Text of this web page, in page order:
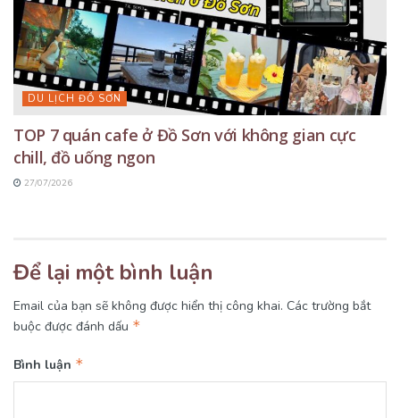
DU LỊCH ĐỒ SƠN
TOP 7 quán cafe ở Đồ Sơn với không gian cực
chill, đồ uống ngon
27/07/2026
Để lại một bình luận
Email của bạn sẽ không được hiển thị công khai. Các trường bắt
buộc được đánh dấu *
Bình luận *